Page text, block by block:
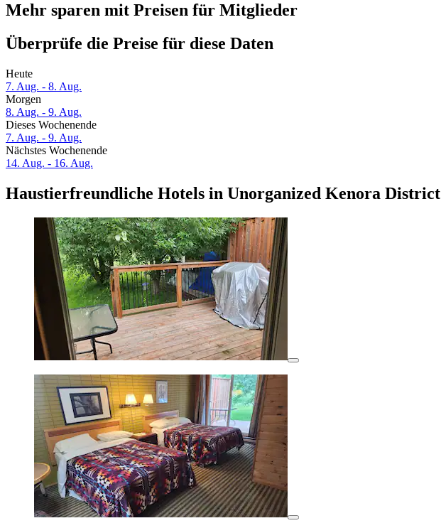
Mehr sparen mit Preisen für Mitglieder
Überprüfe die Preise für diese Daten
Heute
7. Aug. - 8. Aug.
Morgen
8. Aug. - 9. Aug.
Dieses Wochenende
7. Aug. - 9. Aug.
Nächstes Wochenende
14. Aug. - 16. Aug.
Haustierfreundliche Hotels in Unorganized Kenora District